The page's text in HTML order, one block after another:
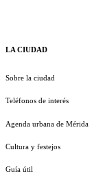
LA CIUDAD
Sobre la ciudad
Teléfonos de interés
Agenda urbana de Mérida
Cultura y festejos
Guía útil